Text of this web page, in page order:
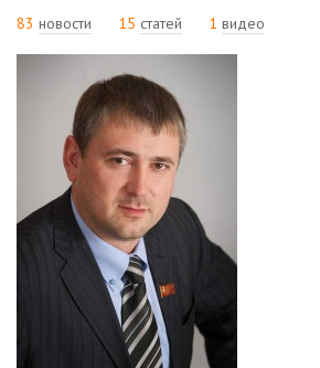
83 новости 15 статей 1 видео